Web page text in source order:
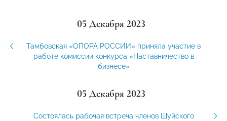
05 Декабря 2023
Тамбовская «ОПОРА РОССИИ» приняла участие в
работе комиссии конкурса «Наставничество в
бизнесе»
05 Декабря 2023
Состоялась рабочая встреча членов Шуйского